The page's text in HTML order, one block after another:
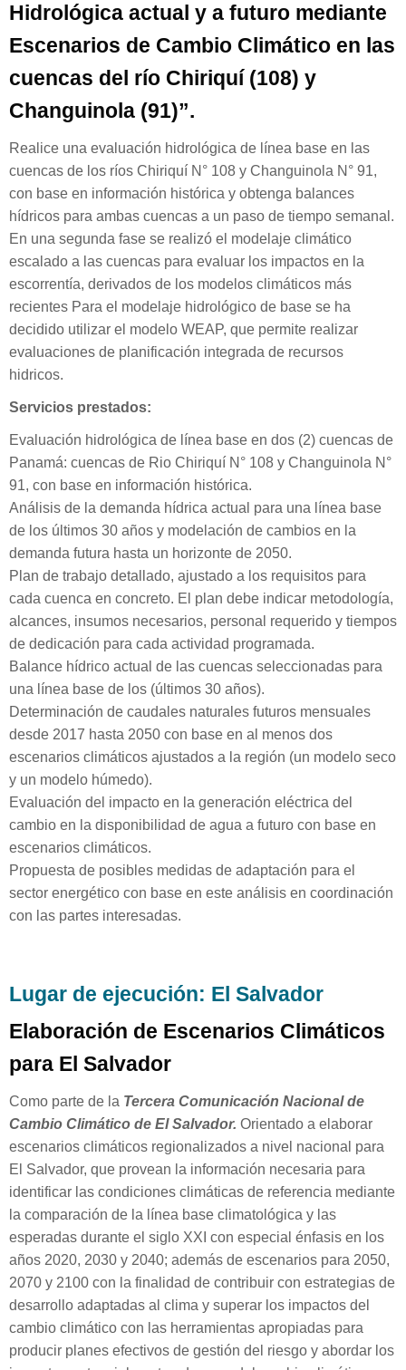
Hidrológica actual y a futuro mediante
Escenarios de Cambio Climático en las
cuencas del río Chiriquí (108) y
Changuinola (91)”.
Realice una evaluación hidrológica de línea base en las
cuencas de los ríos Chiriquí N° 108 y Changuinola N° 91,
con base en información histórica y obtenga balances
hídricos para ambas cuencas a un paso de tiempo semanal.
En una segunda fase se realizó el modelaje climático
escalado a las cuencas para evaluar los impactos en la
escorrentía, derivados de los modelos climáticos más
recientes Para el modelaje hidrológico de base se ha
decidido utilizar el modelo WEAP, que permite realizar
evaluaciones de planificación integrada de recursos
hidricos.
Servicios prestados:
Evaluación hidrológica de línea base en dos (2) cuencas de
Panamá: cuencas de Rio Chiriquí N° 108 y Changuinola N°
91, con base en información histórica.
Análisis de la demanda hídrica actual para una línea base
de los últimos 30 años y modelación de cambios en la
demanda futura hasta un horizonte de 2050.
Plan de trabajo detallado, ajustado a los requisitos para
cada cuenca en concreto. El plan debe indicar metodología,
alcances, insumos necesarios, personal requerido y tiempos
de dedicación para cada actividad programada.
Balance hídrico actual de las cuencas seleccionadas para
una línea base de los (últimos 30 años).
Determinación de caudales naturales futuros mensuales
desde 2017 hasta 2050 con base en al menos dos
escenarios climáticos ajustados a la región (un modelo seco
y un modelo húmedo).
Evaluación del impacto en la generación eléctrica del
cambio en la disponibilidad de agua a futuro con base en
escenarios climáticos.
Propuesta de posibles medidas de adaptación para el
sector energético con base en este análisis en coordinación
con las partes interesadas.
Lugar de ejecución: El Salvador
Elaboración de Escenarios Climáticos
para El Salvador
Como parte de la Tercera Comunicación Nacional de
Cambio Climático de El Salvador. Orientado a elaborar
escenarios climáticos regionalizados a nivel nacional para
El Salvador, que provean la información necesaria para
identificar las condiciones climáticas de referencia mediante
la comparación de la línea base climatológica y las
esperadas durante el siglo XXI con especial énfasis en los
años 2020, 2030 y 2040; además de escenarios para 2050,
2070 y 2100 con la finalidad de contribuir con estrategias de
desarrollo adaptadas al clima y superar los impactos del
cambio climático con las herramientas apropiadas para
producir planes efectivos de gestión del riesgo y abordar los